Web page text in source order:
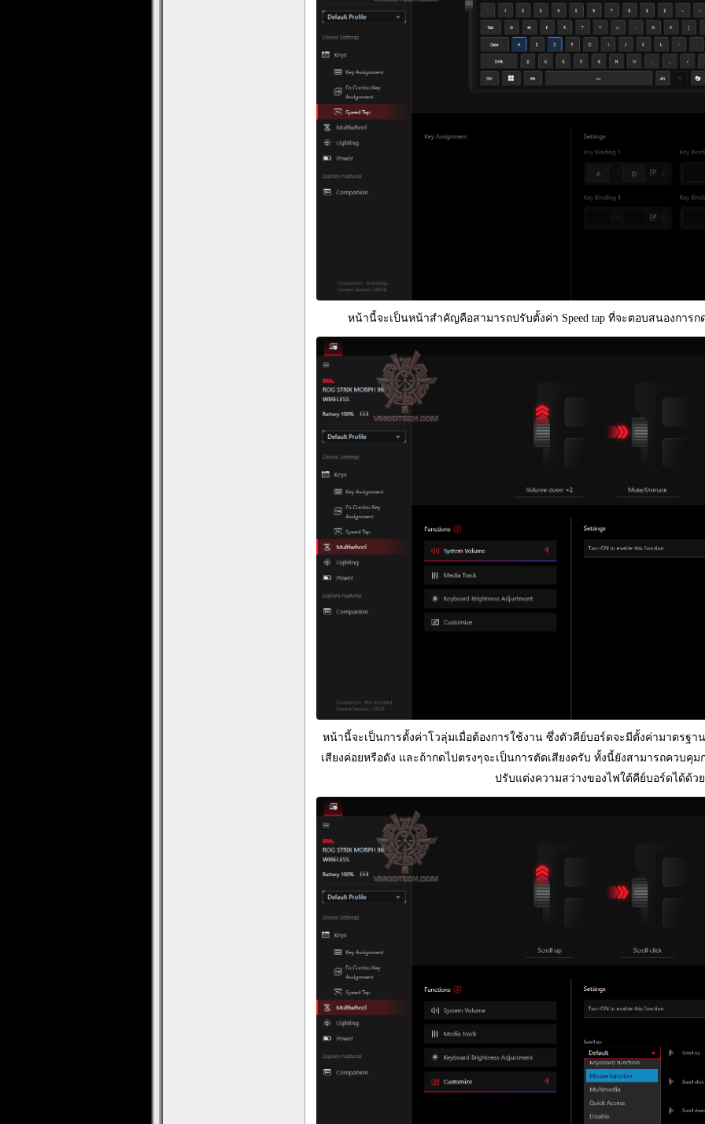
หน้านี้จะเป็นหน้าสำคัญคือสามารถปรับตั้งค่า Speed tap ที่จะตอบสนองการ
หน้านี้จะเป็นการตั้งค่าโวลุ่มเมื่อต้องการใช้งาน ซึ่งตัวคีย์บอร์ดจะมีตั้งค่ามาตรฐ
เสียงค่อยหรือดัง และถ้ากดไปตรงๆจะเป็นการตัดเสียงครับ ทั้งนี้ยังสามารถควบคุ
ปรับแต่งความสว่างของไฟใต้คีย์บอร์ดได้ด้วย